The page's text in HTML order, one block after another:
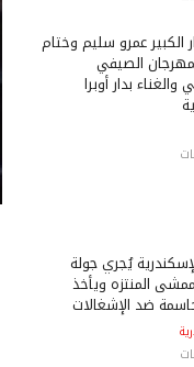
الكبير عمرو سليم وختام
الصيفي
بدار أوبرا
يُجري جولة
المنتزه ويأخذ
ضد الإشغالات